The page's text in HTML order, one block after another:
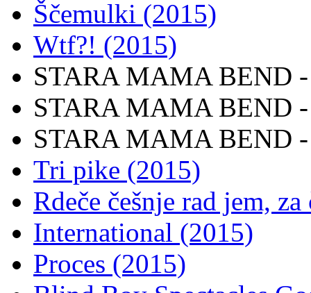
Ščemulki (2015)
Wtf?! (2015)
STARA MAMA BEND
STARA MAMA BEND
STARA MAMA BEND -
Tri pike (2015)
Rdeče češnje rad jem,
International (2015)
Proces (2015)